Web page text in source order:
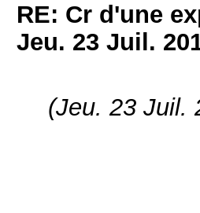
RE: Cr d'une
Jeu. 23 Juil.
(Jeu. 23 Juil.